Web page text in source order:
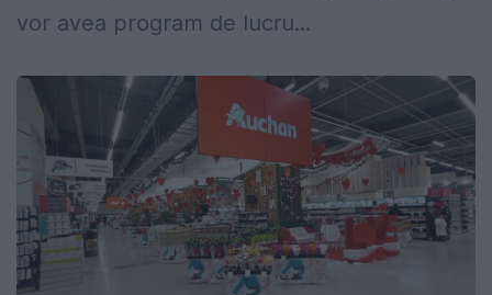
vor avea program de lucru...